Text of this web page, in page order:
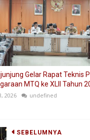
Gelar Rapat Teknis
MTQ ke XLII Tahun
2026 undefined
SEBELUMNYA